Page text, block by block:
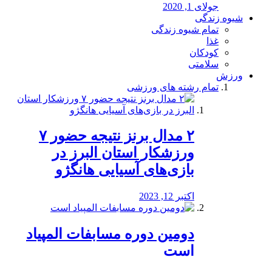
جولای 1, 2020
شیوه زندگی
تمام شیوه زندگی
غذا
کودکان
سلامتی
ورزش
تمام رشته های ورزشی
۲ مدال برنز نتیجه حضور ۷
ورزشکار استان البرز در
بازی‌های آسیایی هانگژو
اکتبر 12, 2023
دومین دوره مسابفات المپیاد
است